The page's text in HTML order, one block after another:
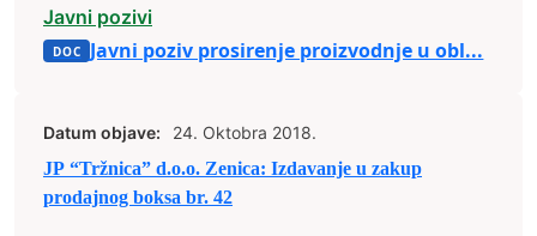
Javni pozivi
Javni poziv prosirenje proizvodnje u obl...
Datum objave:
24. Oktobra 2018.
JP “Tržnica” d.o.o. Zenica: Izdavanje u zakup
prodajnog boksa br. 42